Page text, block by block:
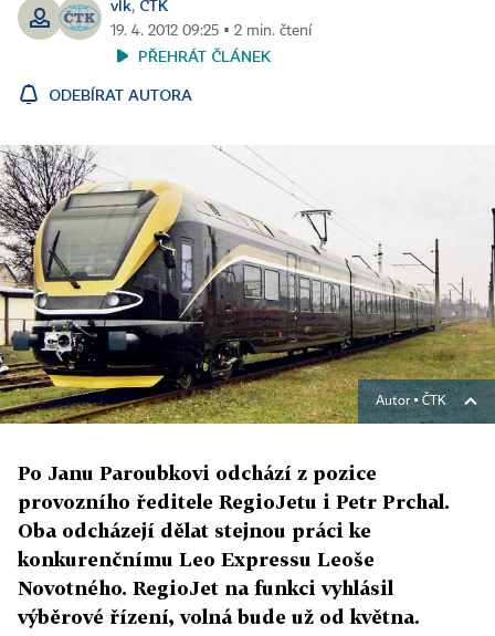
vlk, ČTK
19. 4. 2012 09:25 ▪ 2 min. čtení
PŘEHRÁT ČLÁNEK
ODEBÍRAT AUTORA
Autor ▪ČTK
Po Janu Paroubkovi odchází z pozice
provozního ředitele RegioJetu i Petr Prchal.
Oba odcházejí dělat stejnou práci ke
konkurenčnímu Leo Expressu Leoše
Novotného. RegioJet na funkci vyhlásil
výběrové řízení, volná bude už od května.